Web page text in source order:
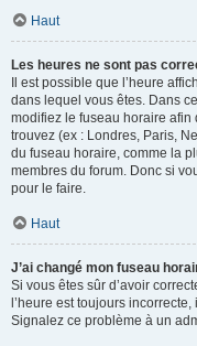
Haut
Les heures ne sont pas
Il est possible que l’heure
dans lequel vous êtes. Dans
modifiez le fuseau horaire afin
trouvez (ex : Londres, Paris,
du fuseau horaire, comme la
membres du forum. Donc si
pour le faire.
Haut
J’ai changé mon fuseau
Si vous êtes sûr d’avoir
l’heure est toujours
Signalez ce problème à un